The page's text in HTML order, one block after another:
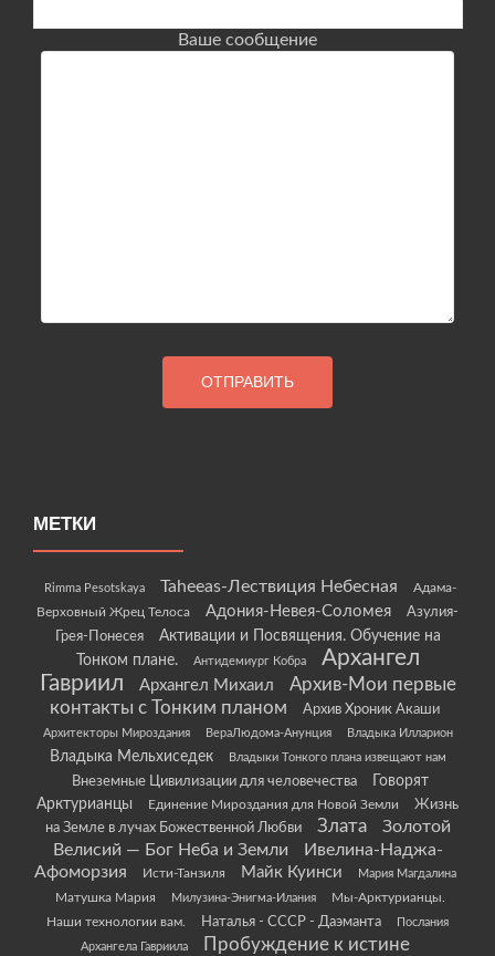
Ваше сообщение
МЕТКИ
Rimma Pesotskaya Taheeas-Лествиция Небесная
Адама-
Верховный Жрец Телоса
Адония-Невея-Соломея
Азулия-
Грея-Понесея
Активации и Посвящения. Обучение на
Тонком плане.
Антидемиург Кобра
Архангел
Гавриил
Архангел Михаил
Архив-Мои первые
контакты с Тонким планом
Архив Хроник Акаши
Архитекторы Мироздания ВераЛюдома-Анунция Владыка Илларион
Владыка Мельхиседек Владыки Тонкого плана извещают нам
Внеземные Цивилизации для человечества
Говорят
Арктурианцы
Единение Мироздания для Новой Земли
Жизнь
на Земле в лучах Божественной Любви
Злата
Золотой
Велисий — Бог Неба и Земли
Ивелина-Наджа-
Афоморзия
Исти-Танзиля Майк Куинси Мария Магдалина
Матушка Мария Милузина-Энигма-Илания
Мы-Арктурианцы.
Наши технологии вам.
Наталья - СССР - Даэманта
Послания
Архангела Гавриила
Пробуждение к истине